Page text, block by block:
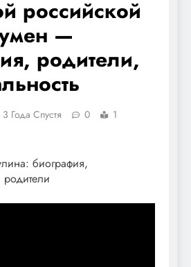
российской
—
родители,
3 Года Спустя 0
1